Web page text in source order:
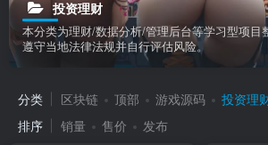
投资理财
本分类为理财/数据分析/管理后台等学习型项目
遵守当地法律法规并自行评估风险。
分类 区块链 顶部 游戏源码
投资理
排序
销量 售价 发布